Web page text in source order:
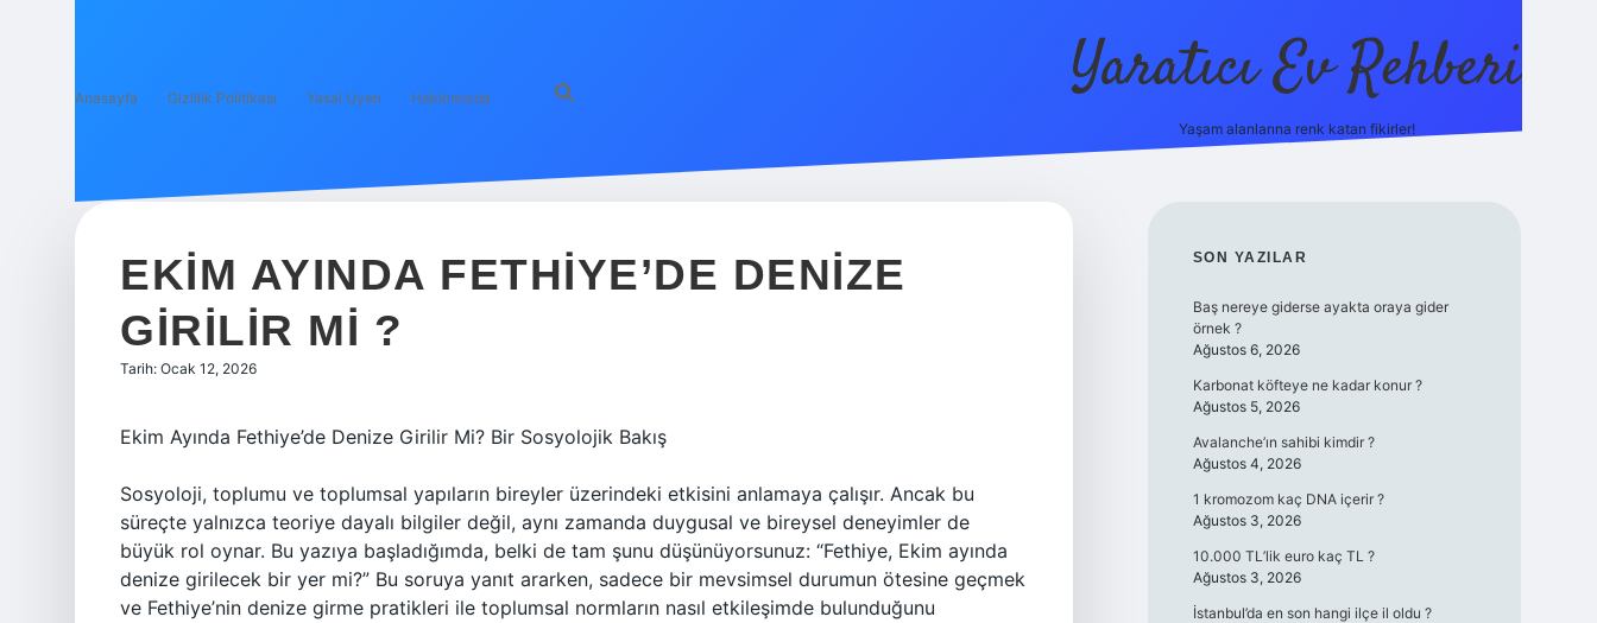
Anasayfa Gizlilik Politikası Yasal Uyarı Hakkımızda Yaratıcı Ev Rehberi
Yaşam alanlarına renk katan fikirler!
EKIM AYINDA FETHIYE’DE DENIZE
GIRILIR MI ?
Tarih: Ocak 12, 2026
Ekim Ayında Fethiye’de Denize Girilir Mi? Bir Sosyolojik Bakış
Sosyoloji, toplumu ve toplumsal yapıların bireyler üzerindeki etkisini anlamaya çalışır. Ancak bu
süreçte yalnızca teoriye dayalı bilgiler değil, aynı zamanda duygusal ve bireysel deneyimler de
büyük rol oynar. Bu yazıya başladığımda, belki de tam şunu düşünüyorsunuz: “Fethiye, Ekim ayında
denize girilecek bir yer mi?” Bu soruya yanıt ararken, sadece bir mevsimsel durumun ötesine geçmek
ve Fethiye’nin denize girme pratikleri ile toplumsal normların nasıl etkileşimde bulunduğunu
SIDEBAR
SON YAZILAR
Baş nereye giderse ayakta oraya gider
örnek ?
Ağustos 6, 2026
Karbonat köfteye ne kadar konur ?
Ağustos 5, 2026
Avalanche’ın sahibi kimdir ?
Ağustos 4, 2026
1 kromozom kaç DNA içerir ?
Ağustos 3, 2026
10.000 TL’lik euro kaç TL ?
Ağustos 3, 2026
İstanbul’da en son hangi ilçe il oldu ?